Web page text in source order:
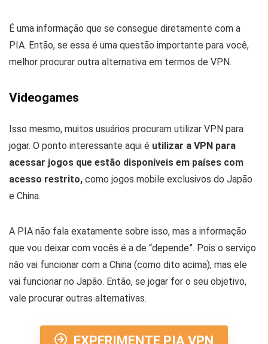
É uma informação que se consegue diretamente com a
PIA. Então, se essa é uma questão importante para você,
melhor procurar outra alternativa em termos de VPN.
Videogames
Isso mesmo, muitos usuários procuram utilizar VPN para
jogar. O ponto interessante aqui é utilizar a VPN para
acessar jogos que estão disponíveis em países com
acesso restrito, como jogos mobile exclusivos do Japão
e China.
A PIA não fala exatamente sobre isso, mas a informação
que vou deixar com vocês é a de “depende”. Pois o serviço
não vai funcionar com a China (como dito acima), mas ele
vai funcionar no Japão. Então, se jogar for o seu objetivo,
vale procurar outras alternativas.
EXPERIMENTE PIA VPN